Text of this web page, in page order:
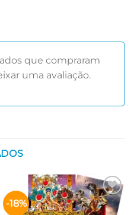
que compraram
uma avaliação.
-18%
Adicionar
aos meus